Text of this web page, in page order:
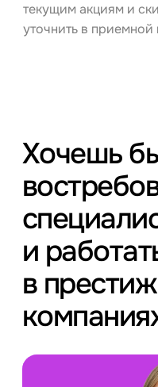
текущим акциям и
уточнить в
Хочешь
и
в